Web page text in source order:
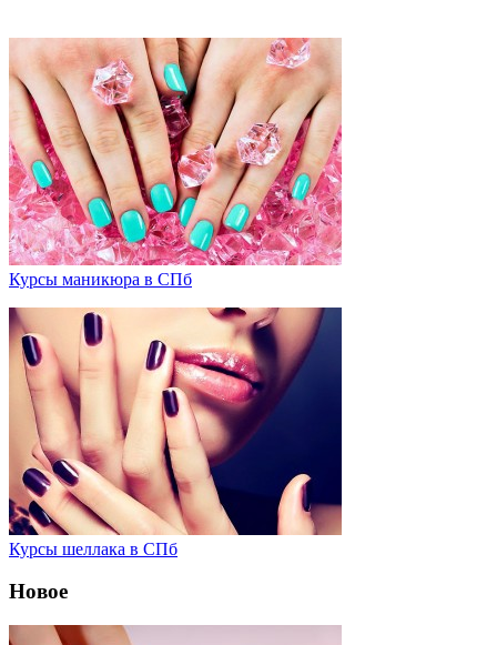
Курсы маникюра в СПб
Курсы шеллака в СПб
Новое